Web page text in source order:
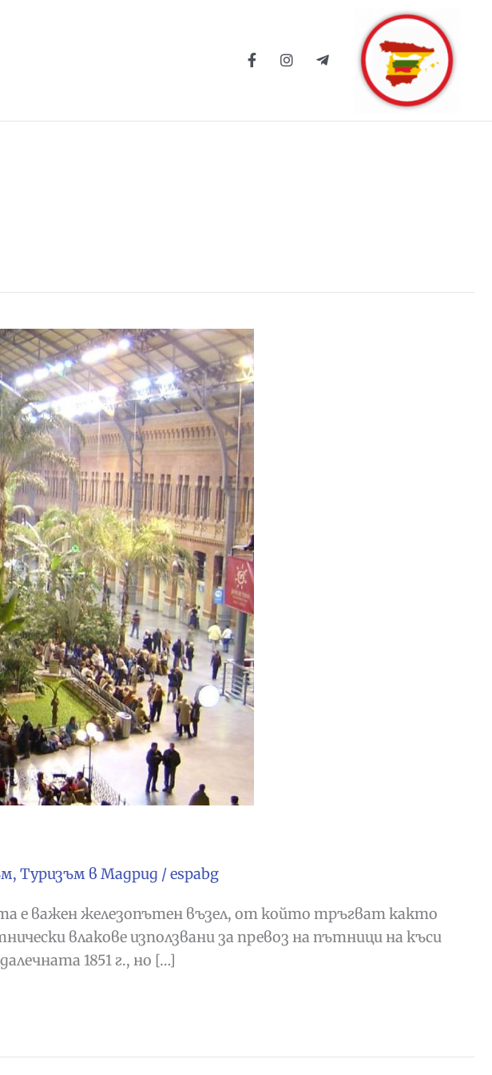
, Туризъм в Мадрид /espabg
е важен железопътен възел, от който тръгват както
влакове използвани за превоз на пътници на къси
1851 г., но […]